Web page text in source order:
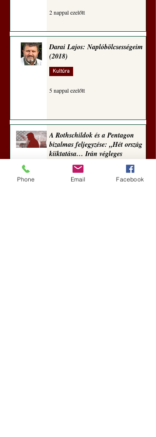
2 nappal ezelőtt
Darai Lajos: Naplóbölcsességeim
(2018)
Kultúra
5 nappal ezelőtt
A Rothschildok és a Pentagon
bizalmas feljegyzése: „Hét ország
kiiktatása… Irán végleges
legyőzése”
Új Történelem
Phone Email Facebook